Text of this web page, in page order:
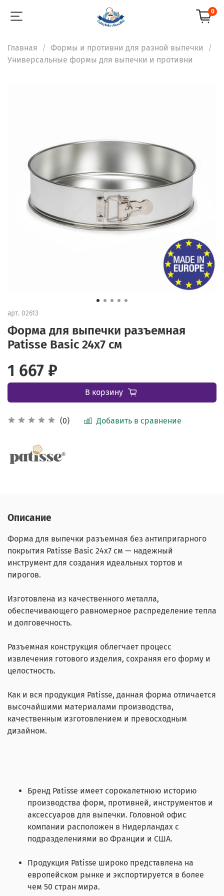
0
Главная
Формы и противни для разной выпечки
Универсальные формы для выпечки и противни
арт. 02613
Форма для выпечки разъемная
Patisse Basic 24х7 см
(0) Добавить в сравнение
1 667 ₽
В корзину
Описание
Форма для выпечки разъемная без антипригарного
покрытия Patisse Basic 24х7 см — надежный
инструмент для создания идеальных тортов и
пирогов.
Изготовлена из качественного металла,
обеспечивающего равномерное распределение тепла
и долговечность.
Разъемная конструкция облегчает процесс
извлечения готового изделия, сохраняя его форму и
целостность.
Как и вся продукция Patisse, данная форма отличается
высочайшими материалами производства,
качественным изготовлением и превосходным
дизайном.
Бренд Patisse имеет сорокалетнюю историю
производства форм, противней, инструментов и
аксессуаров для выпечки. Головной офис
компании расположен в Нидерландах с
подразделениями во Франции и США.
Продукция Patisse широко представлена на
европейском рынке и экспортируется в более
чем 50 стран мира.